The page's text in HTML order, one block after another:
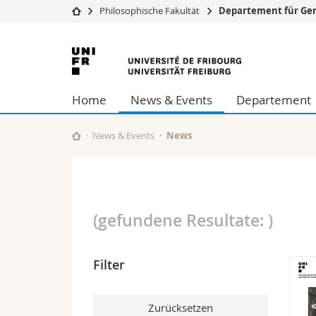
Universität
Studium
Forschung
Universität
Weiterbildung
Wirtschafts-
Philosophische
Philosophische Fakultät Departement für
Universität
Freiburg
Home News & Events Departement
News & Events News
(gefundene Resultate: )
Filter